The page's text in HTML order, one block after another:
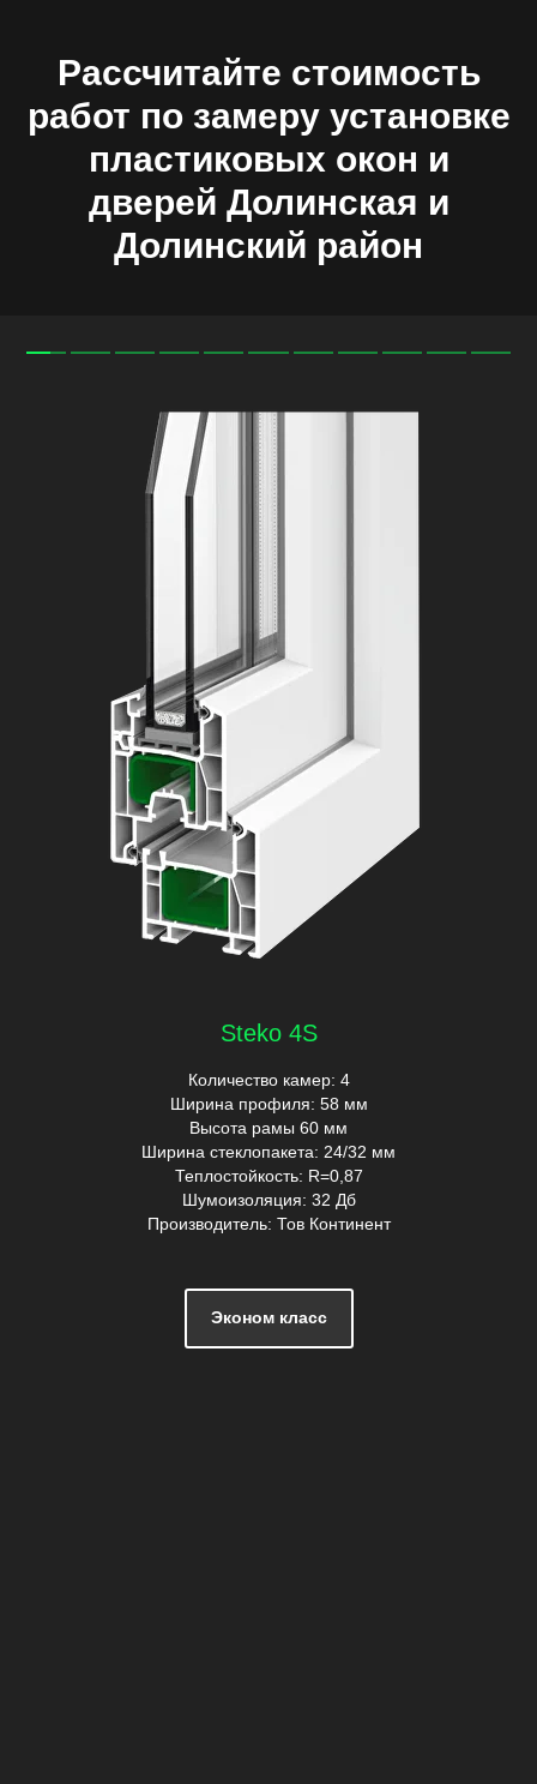
Рассчитайте стоимость
работ по замеру установке
пластиковых окон и
дверей Долинская и
Долинский район
Steko 4S
Количество камер: 4
Ширина профиля: 58 мм
Высота рамы 60 мм
Ширина стеклопакета: 24/32 мм
Теплостойкость: R=0,87
Шумоизоляция: 32 Дб
Производитель: Тов Континент
Эконом класс